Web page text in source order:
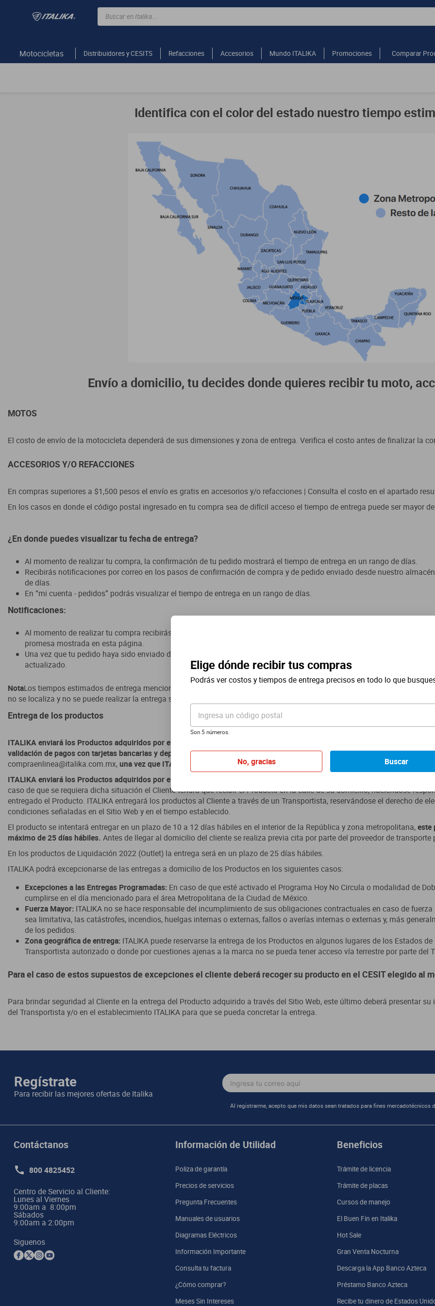
Buscar en Italika...
Motocicletas Distribuidores y CESITS Refacciones Accesorios Mundo ITALIKA Promociones Comparar
Elige dónde recibir tus compras
Podrás ver costos y tiempos de entrega precisos en todo lo que
Ingresa un código postal
Son 5 números.
No, gracias Buscar
Regístrate
Para recibir las mejores ofertas de Italika
Al registrarme, acepto que mis datos sean tratados para fines mercadotécnicos
Contáctanos
800 4825452
Centro de Servicio al Cliente:
Lunes al Viernes
9:00am a  8:00pm
Sábados
9:00am a 2:00pm
Siguenos
Información de Utilidad
Poliza de garantía
Precios de servicios
Pregunta Frecuentes
Manuales de usuarios
Diagramas Eléctricos
Información Importante
Consulta tu factura
¿Cómo comprar?
Meses Sin Intereses
Beneficios
Trámite de licencia
Trámite de placas
Cursos de manejo
El Buen Fin en Italika
Hot Sale
Gran Venta Nocturna
Descarga la App Banco Azteca
Préstamo Banco Azteca
Recibe tu dinero de Estados
cuatrimotos